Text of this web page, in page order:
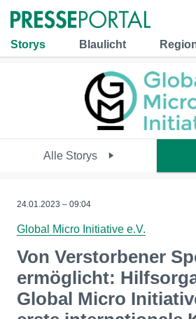
Storys Blaulicht
Alle Storys
24.01.2023 – 09:04
Global Micro Initiative e.V.
Von Verstorbener
ermöglicht:
Global Micro